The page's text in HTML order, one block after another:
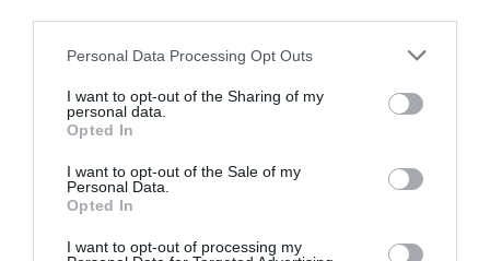
Personal Data Processing Opt Outs
I want to opt-out of the Sharing of my
personal data.
Opted In
I want to opt-out of the Sale of my
Personal Data.
Opted In
I want to opt-out of processing my
Esta propuesta acerca la banca a los lugares
peor comunicados de Catalunya que no disponen
de ninguna sucursal ni oficina. Lo hace a través
furgonetasque contienen cajeros que
aceptan tarjetas de cualquier banco y un técnico
comercial. "Se han llegado a cerrar hipotecas
en las furgonetas", ha revelado Llopis, que